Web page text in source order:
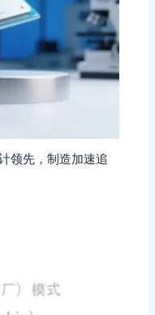
领先，制造加速追